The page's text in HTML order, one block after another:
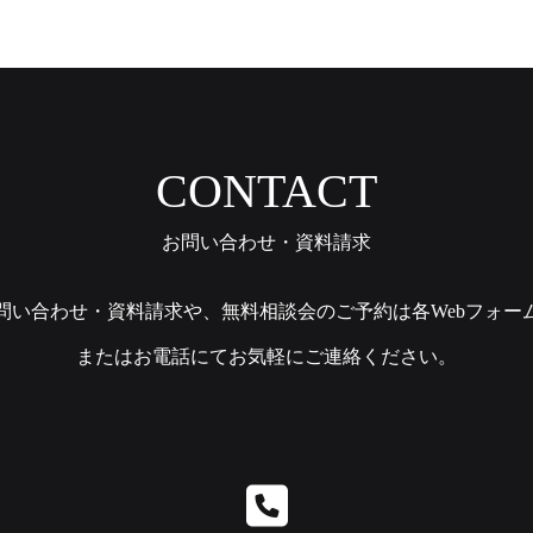
CONTACT
お問い合わせ・資料請求
い合わせ・資料請求や、無料相談会のご予約は各Webフォー
またはお電話にてお気軽にご連絡ください。